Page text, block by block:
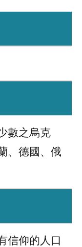
數之烏克
、德國、俄
信仰的人口